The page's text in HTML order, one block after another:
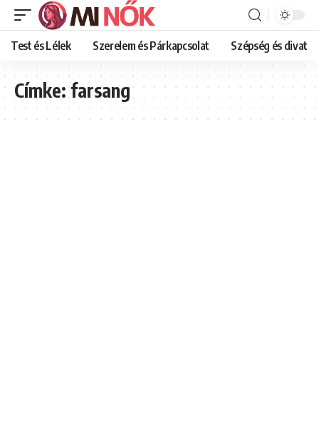
Test és Lélek Szerelem és Párkapcsolat Szépség és divat
Címke:farsang